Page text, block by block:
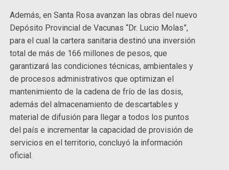
Además, en Santa Rosa avanzan las obras del nuevo
Depósito Provincial de Vacunas “Dr. Lucio Molas”,
para el cual la cartera sanitaria destinó una inversión
total de más de 166 millones de pesos, que
garantizará las condiciones técnicas, ambientales y
de procesos administrativos que optimizan el
mantenimiento de la cadena de frío de las dosis,
además del almacenamiento de descartables y
material de difusión para llegar a todos los puntos
del país e incrementar la capacidad de provisión de
servicios en el territorio, concluyó la información
oficial.